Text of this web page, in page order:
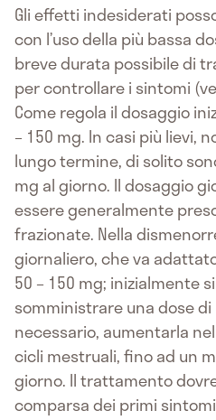
Gli effetti indesiderati
con l’uso della più bassa
breve durata possibile di
per controllare i sintomi
Come regola il dosaggio
– 150 mg. In casi più lievi,
lungo termine, di solito
mg al giorno. Il dosaggio
essere generalmente
frazionate. Nella
giornaliero, che va
50 – 150 mg; inizialmente
somministrare una dose di
necessario, aumentarla
cicli mestruali, fino ad un
giorno. Il trattamento
comparsa dei primi